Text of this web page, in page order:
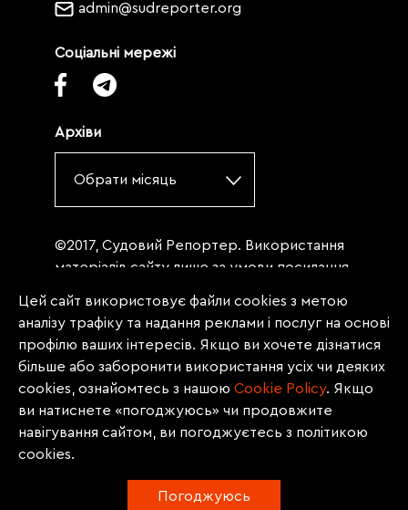
admin@sudreporter.org
Соціальні мережі
Архіви
Обрати місяць
©2017, Судовий Репортер. Використання
матеріалів сайту лише за умови посилання
«Судовий репортер» не нижче третього
абзацу. Матеріали, щодо яких міститься
заборона на повну републікацію
(передрук, копіювання, відтворення або
інше використання), заборонено
передруковувати без згоди редакції.
Матеріали з позначкою PROMOTED, ЗА
Цей сайт використовує файли cookies з метою
аналізу трафіку та надання реклами і послуг на основі
профілю ваших інтересів. Якщо ви хочете дізнатися
більше або заборонити використання усіх чи деяких
cookies, ознайомтесь з нашою Сookie Policy. Якщо
ви натиснете «погоджуюсь» чи продовжите
навігування сайтом, ви погоджуєтесь з політикою
cookies.
Погоджуюсь